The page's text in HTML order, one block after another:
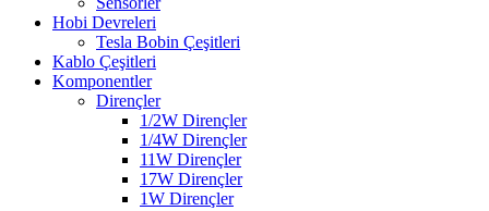
Hobi Devreleri
Tesla Bobin Çeşitleri
Kablo Çeşitleri
Komponentler
Dirençler
1/2W Dirençler
1/4W Dirençler
11W Dirençler
17W Dirençler
1W Dirençler